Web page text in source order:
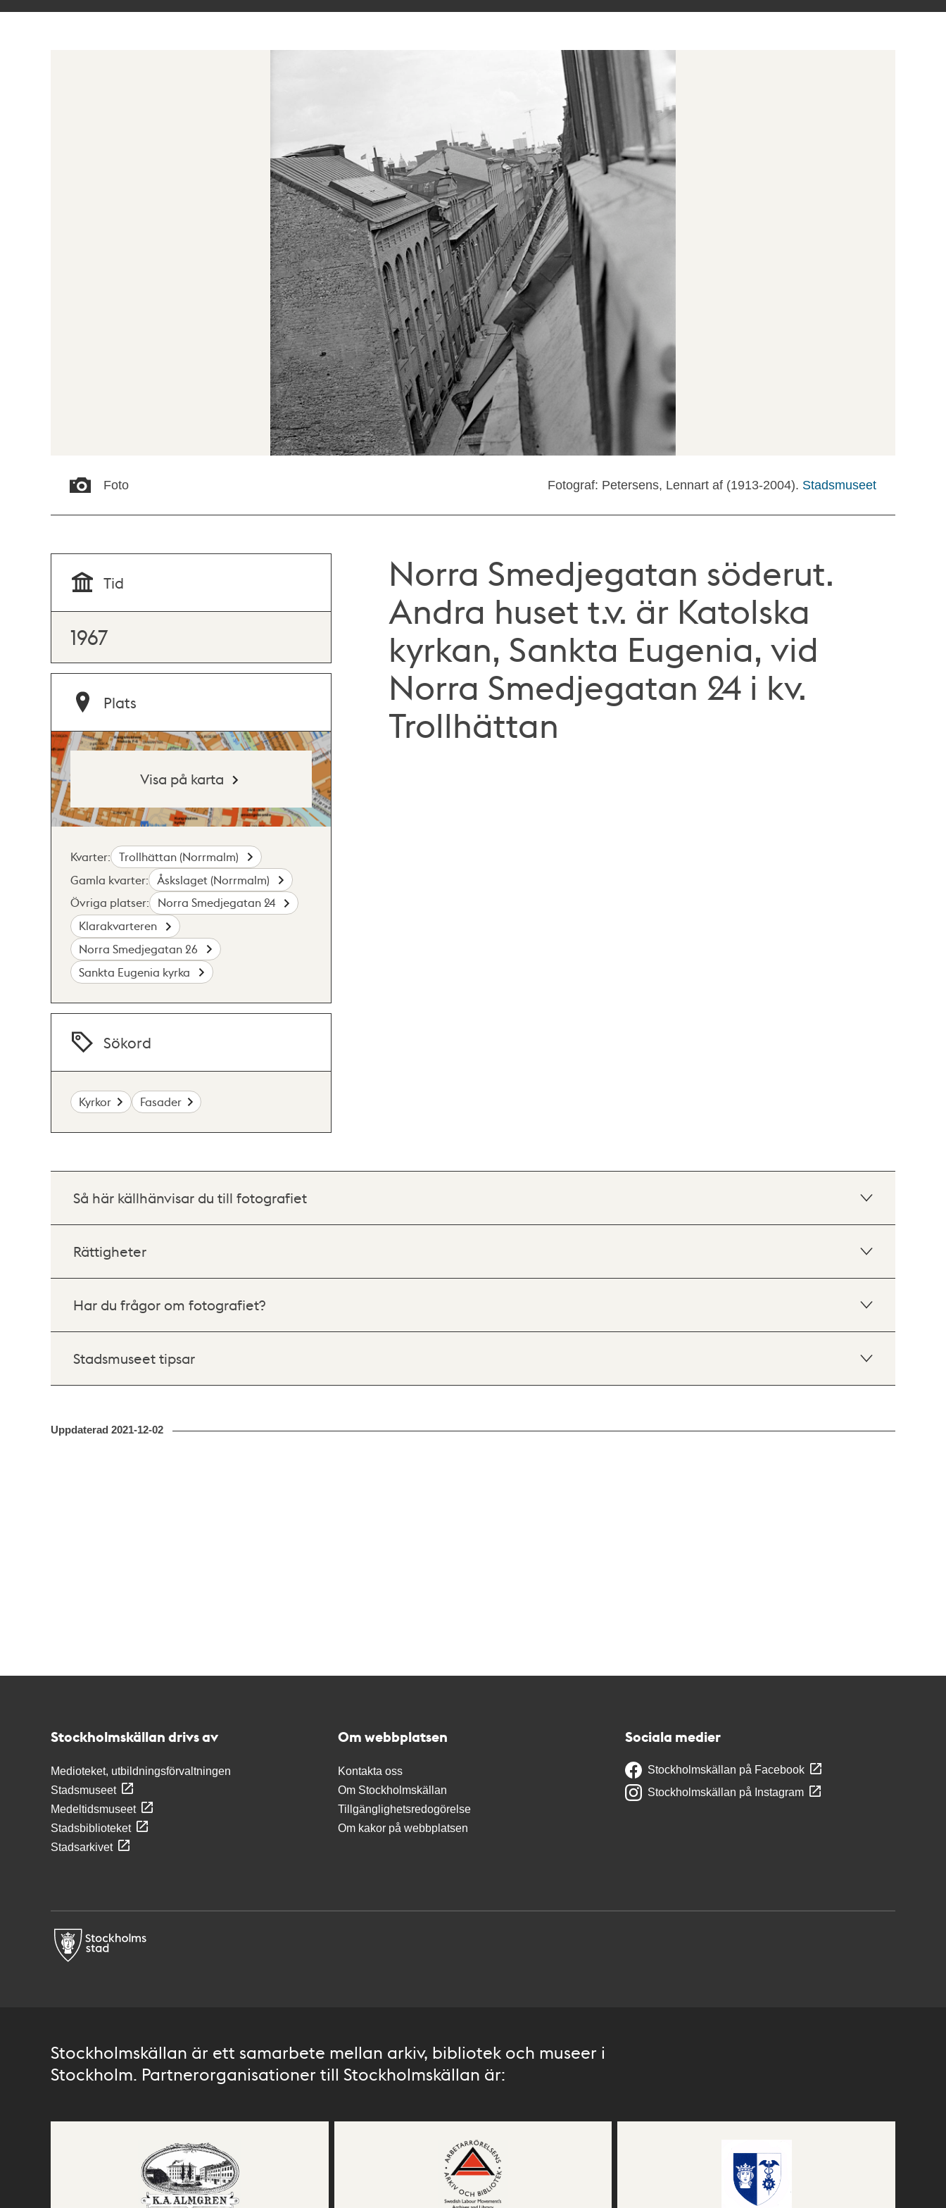
Foto Fotograf: Petersens, Lennart af (1913-2004). Stadsmuseet
Norra Smedjegatan söderut.
Andra huset t.v. är Katolska
kyrkan, Sankta Eugenia, vid
Norra Smedjegatan 24 i kv.
Trollhättan
Tid
1967
Plats
Visa på karta
Kvarter:
Trollhättan (Norrmalm)
Gamla kvarter:
Åskslaget (Norrmalm)
Övriga platser:
Norra Smedjegatan 24
Klarakvarteren
Norra Smedjegatan 26
Sankta Eugenia kyrka
Sökord
Kyrkor Fasader
Så här källhänvisar du till fotografiet
Rättigheter
Har du frågor om fotografiet?
Stadsmuseet tipsar
Uppdaterad 2021-12-02
Stockholmskällan drivs av
Medioteket, utbildningsförvaltningen
Stadsmuseet
Medeltidsmuseet
Stadsbiblioteket
Stadsarkivet
Om webbplatsen
Kontakta oss
Om Stockholmskällan
Tillgänglighetsredogörelse
Om kakor på webbplatsen
Sociala medier
Stockholmskällan på Facebook
Stockholmskällan på Instagram
Stockholmskällan är ett samarbete mellan arkiv, bibliotek och museer i
Stockholm. Partnerorganisationer till Stockholmskällan är: